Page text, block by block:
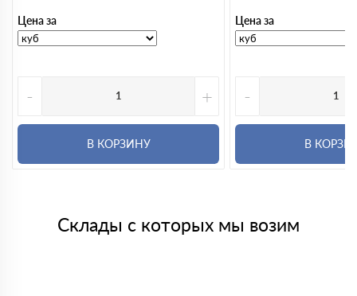
Цена за
- +
В КОРЗИНУ
Цена за
-
В
Склады с которых мы возим